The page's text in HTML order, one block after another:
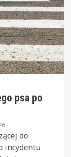
psa po
do
incydentu